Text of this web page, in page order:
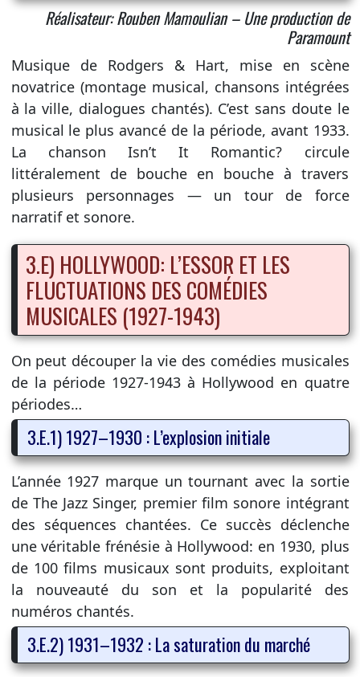
Réalisateur: Rouben Mamoulian – Une production de
Paramount
Musique de Rodgers & Hart, mise en scène
novatrice (montage musical, chansons intégrées
à la ville, dialogues chantés). C’est sans doute le
musical le plus avancé de la période, avant 1933.
La chanson Isn’t It Romantic? circule
littéralement de bouche en bouche à travers
plusieurs personnages — un tour de force
narratif et sonore.
3.E) HOLLYWOOD: L’ESSOR ET LES
FLUCTUATIONS DES COMÉDIES
MUSICALES (1927-1943)
On peut découper la vie des comédies musicales
de la période 1927-1943 à Hollywood en quatre
périodes…
3.E.1) 1927–1930 : L’explosion initiale
L’année 1927 marque un tournant avec la sortie
de The Jazz Singer, premier film sonore intégrant
des séquences chantées. Ce succès déclenche
une véritable frénésie à Hollywood: en 1930, plus
de 100 films musicaux sont produits, exploitant
la nouveauté du son et la popularité des
numéros chantés.
3.E.2) 1931–1932 : La saturation du marché